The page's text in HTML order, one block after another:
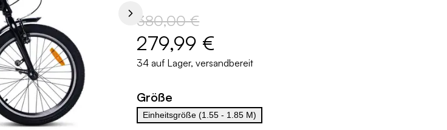
380,00 €
279,99 €
34 auf Lager, versandbereit
Größe
Einheitsgröße (1.55 - 1.85 M)